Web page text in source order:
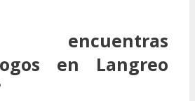
en Langreo